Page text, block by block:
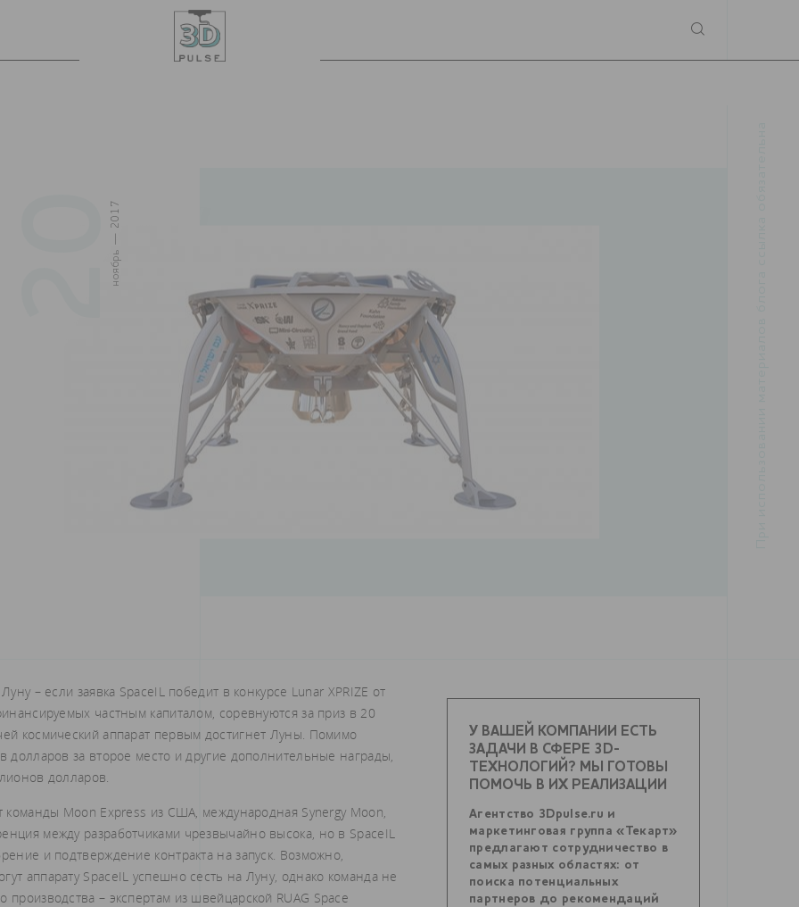
20
ноябрь — 2017
– если заявка SpaceIL победит в конкурсе Lunar XPRIZE от
частным капиталом, соревнуются за приз в 20
космический аппарат первым достигнет Луны. Помимо
долларов за второе место и другие дополнительные награды,
долларов.
команды Moon Express из США, международная Synergy Moon,
между разработчиками чрезвычайно высока, но в SpaceIL
и подтверждение контракта на запуск. Возможно,
аппарату SpaceIL успешно сесть на Луну, однако команда не
производства – экспертам из швейцарской RUAG Space
У ВАШЕЙ КОМПАНИИ ЕСТЬ
ЗАДАЧИ В СФЕРЕ 3D-
ТЕХНОЛОГИЙ? МЫ ГОТОВЫ
ПОМОЧЬ В ИХ РЕАЛИЗАЦИИ
Агентство 3Dpulse.ru и
маркетинговая группа «Текарт»
предлагают сотрудничество в
самых разных областях: от
поиска потенциальных
партнеров до рекомендаций